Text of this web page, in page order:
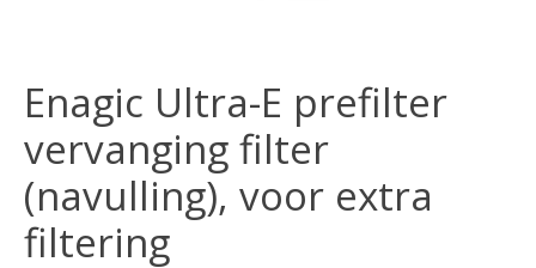
Enagic Ultra-E prefilter
vervanging filter
(navulling), voor extra
filtering